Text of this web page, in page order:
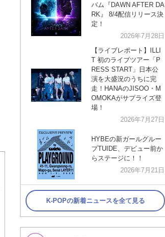
VTuber ディズニー
バム『DAWN AFTER DA
RK』 8/4配信リリース決
定！
2026年7月28日
【ライブレポート】ILLI
T 初のライブツアー「P
RESS START」日本公
演を大盛況のうちに完
走！HANAのJISOO・M
OMOKAがサプライズ登
場！
2026年7月27日
HYBEの新ガールグルー
プTUIDE、デビュー前か
らステージに！！
2026年7月21日
K-POPの新着ニュースを全て見る